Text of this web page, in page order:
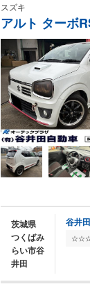
スズキ
アルト ターボ
茨城県
つくばみ
らい市谷
井田
谷井